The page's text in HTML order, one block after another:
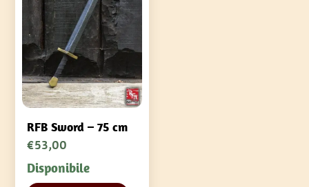
RFB Sword – 75 cm
€53,00
Disponibile